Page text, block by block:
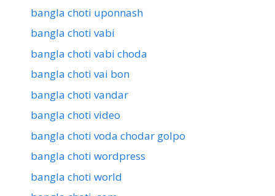
bangla choti uponnash
bangla choti vabi
bangla choti vabi choda
bangla choti vai bon
bangla choti vandar
bangla choti video
bangla choti voda chodar golpo
bangla choti wordpress
bangla choti world